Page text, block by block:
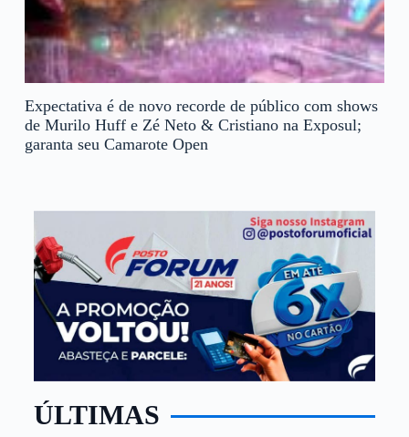
Expectativa é de novo recorde de público com shows
de Murilo Huff e Zé Neto & Cristiano na Exposul;
garanta seu Camarote Open
ÚLTIMAS